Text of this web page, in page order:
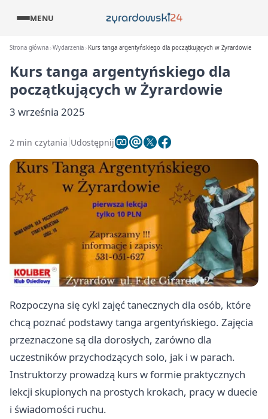
MENU
Strona główna Wydarzenia Kurs tanga argentyńskiego dla początkujących w Żyrardowie
Kurs tanga argentyńskiego dla
początkujących w Żyrardowie
3 września 2025
2 min czytania Udostępnij
Rozpoczyna się cykl zajęć tanecznych dla osób, które
chcą poznać podstawy tanga argentyńskiego. Zajęcia
przeznaczone są dla dorosłych, zarówno dla
uczestników przychodzących solo, jak i w parach.
Instruktorzy prowadzą kurs w formie praktycznych
lekcji skupionych na prostych krokach, pracy w duecie
i świadomości ruchu.